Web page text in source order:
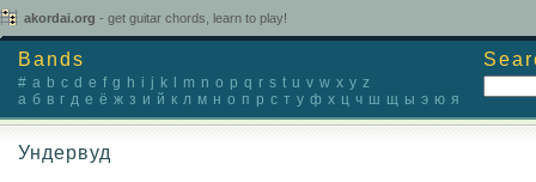
akordai.org - get guitar chords, learn to play!
Bands
# a b c d e f g h i j k m n o p q r s t u v w x y z
а б в г д е ё ж з и й к л м н о п р с т у ф х ц ч ш щ ы э ю я
Ундервуд